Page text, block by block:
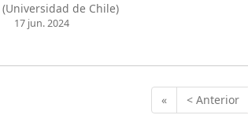
(Universidad de Chile)
17 jun. 2024
« < Anterior